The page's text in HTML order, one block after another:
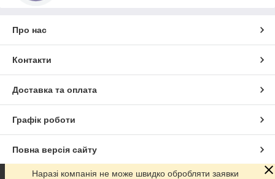
Про нас
Контакти
Доставка та оплата
Графік роботи
Повна версія сайту
Наразі компанія не може швидко обробляти заявки